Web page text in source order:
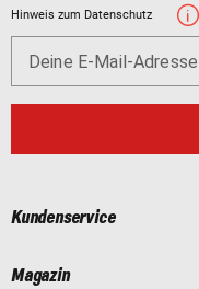
Hinweis zum Datenschutz
Deine E-Mail-Adresse
Kundenservice
Magazin